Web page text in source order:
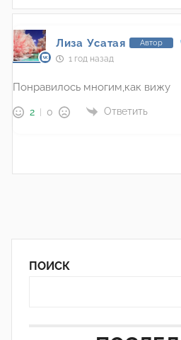
Лиза Усатая Автор
1 год назад
Понравилось многим,как вижу
2 0 Ответить
ПОИСК